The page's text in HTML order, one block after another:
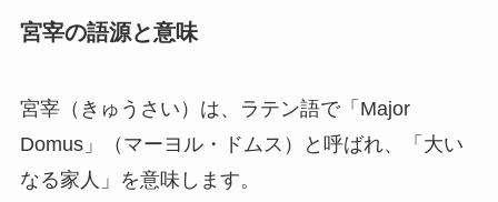
宮宰の語源と意味
宮宰（きゅうさい）は、ラテン語で「Major
Domus」（マーヨル・ドムス）と呼ばれ、「大い
なる家人」を意味します。